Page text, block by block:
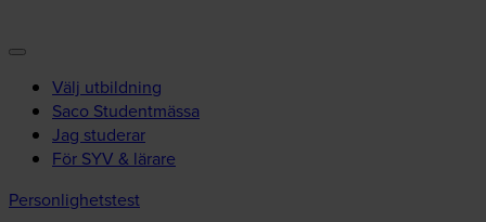
Välj utbildning
Saco Studentmässa
Jag studerar
För SYV & lärare
Personlighetstest